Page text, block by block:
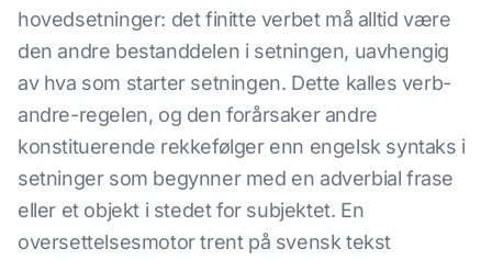
hovedsetninger: det finitte verbet må alltid være
den andre bestanddelen i setningen, uavhengig
av hva som starter setningen. Dette kalles verb-
andre-regelen, og den forårsaker andre
konstituerende rekkefølger enn engelsk syntaks i
setninger som begynner med en adverbial frase
eller et objekt i stedet for subjektet. En
oversettelsesmotor trent på svensk tekst